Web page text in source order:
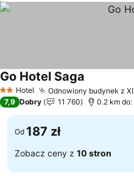
2 Kategoria
Hotel Odnowiony budynek z
Go Hotel Saga
7,9 Dobry 11 760 0.2 km
Od 187 zł
Zobacz ceny z 10 stron